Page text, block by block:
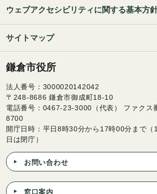
ウェブアクセシビリティに関する基本方
サイトマップ
鎌倉市役所
法人番号：3000020142042
〒248-8686 鎌倉市御成町18-10
電話番号：0467-23-3000（代表） ファクス
8700
開庁日時：平日8時30分から17時00分まで（
日は閉庁）
お問い合わせ
窓口案内